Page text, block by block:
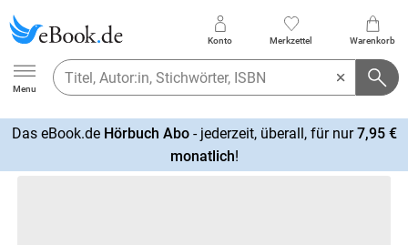
Ebook.de
Menu
Konto Merkzettel Warenkorb
Das eBook.de Hörbuch Abo- jederzeit, überall, für nur7,95 €
monatlich!